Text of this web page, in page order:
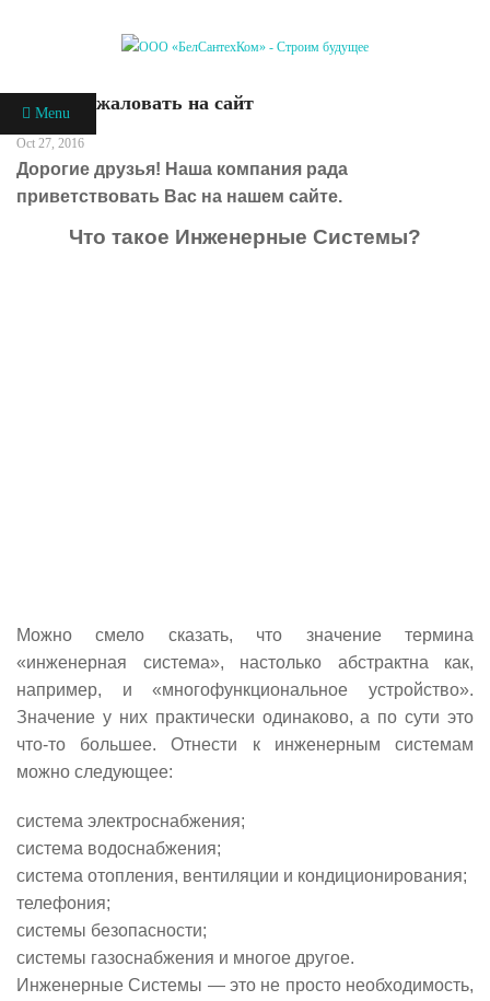
Menu
Добро пожаловать на сайт
Oct 27, 2016
Дорогие друзья! Наша компания рада
приветствовать Вас на нашем сайте.
Что такое Инженерные Системы?
Можно смело сказать, что значение термина
«инженерная система», настолько абстрактна как,
например, и «многофункциональное устройство».
Значение у них практически одинаково, а по сути это
что-то большее. Отнести к инженерным системам
можно следующее:
система электроснабжения;
система водоснабжения;
система отопления, вентиляции и кондиционирования;
телефония;
системы безопасности;
системы газоснабжения и многое другое.
Инженерные Системы — это не просто необходимость,